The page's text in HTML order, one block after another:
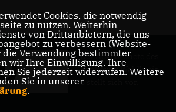
Der Abgeordnete des
Pankower Wahlkreis
6 stellt sich vor.
Cookies, die notwendig
zu nutzen. Weiterhin
von Drittanbietern, die uns
zu verbessern (Website-
Verwendung bestimmter
wir Ihre Einwilligung. Ihre
Sie jederzeit widerrufen. Weitere
Sie in unserer
.